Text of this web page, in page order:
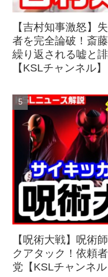
【吉村知事激怒】
者を完全論破！斎
繰り返される嘘と
【KSLチャンネル】
【呪術大戦】呪術
クアタック！依頼
党【KSLチャンネル